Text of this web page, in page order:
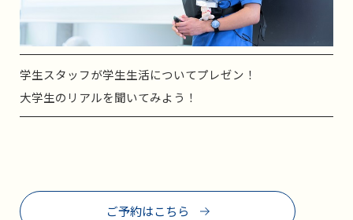
学生スタッフが学生生活についてプレゼン！
大学生のリアルを聞いてみよう！
ご予約はこちら